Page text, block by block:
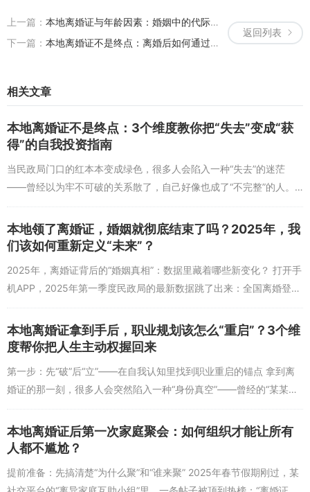
从“离婚冷静期”到教育赋能：如何用理性平衡婚姻与自我
面对教育水平与婚姻稳定性的新变化，我们需要跳出“学历决定论”的
这一政策直指高学历群体的“婚姻能力短板”。目前，北京、上海等试
点数据显示，接受过系统培训的夫妻，离婚风险降低了27%。 对个体
而言，教育水平带来的“认知优势”不应仅用于职业发展，更需转化为
经营婚姻的能力。2025年1月，某在线教育平台推出的“婚姻经营课”
报名人数突破50万，其中72%是本科及以上学历用户。课程内容涵盖
理’和‘做得到’完全是两回事。”这种“教育赋能”让高学历群体能更理性
地看待婚姻——既不盲目忍耐，也不轻易放弃，在自我需求与婚姻责
任间找到平衡。
问题1：教育水平高是否意味着婚姻更稳定？
异”。高学历群体因沟通能力、经济独立性等优势，在婚姻中更易解决
矛盾，离婚率整体较低；但近年来高学历女性因“个体化”思维和“完美
主义”预期，离婚率出现小幅上升。这说明教育水平只是影响因素之
一，婚姻稳定性还与个体经营能力、婚姻预期等密切相关。
答：主要原因有两点：一是“个体化”倾向增强，高学历女性更注重自
我价值实现，对婚姻的“情感需求”高于低学历女性，当婚姻无法满足
精神追求时，更容易选择离婚；二是“完美主义”预期提升，高学历女
性对婚姻质量的要求更高，现实与理想的差距使其更难“将就”，而社
返回列表
上一篇： 本地离婚证与年龄因素：婚姻中的代际差异正在重塑当代家庭结构
下一篇： 本地离婚证不是终点：离婚后如何通过社会支持获取关键资源？
相关文章
本地离婚证不是终点：3个维度教你把“失去”变成“获
得”的自我投资指南
当民政局门口的红本本变成绿色，很多人会陷入一种“失去”的迷茫
——曾经以为牢不可破的关系散了，自己好像也成了“不完整”的人。
但2025年第一季度《中国离婚群体心理白皮书》显示，73%的受访者
在离婚1...
本地领了离婚证，婚姻就彻底结束了吗？2025年，我
们该如何重新定义“未来”？
2025年，离婚证背后的“婚姻真相”：数据里藏着哪些新变化？ 打开手
机APP，2025年第一季度民政局的最新数据跳了出来：全国离婚登记
对数同比下降12.3%，但“结婚十年以上离婚”的比例却上升了8...
本地离婚证拿到手后，职业规划该怎么“重启”？3个维
度帮你把人生主动权握回来
第一步：先“破”后“立”——在自我认知里找到职业重启的锚点 拿到离
婚证的那一刻，很多人会突然陷入一种“身份真空”——曾经的“某某的
妻子”“孩子的妈妈”这些标签被剥离，而“我是谁”“我想成为什么样的...
本地离婚证后第一次家庭聚会：如何组织才能让所有
人都不尴尬？
提前准备：先搞清楚“为什么聚”和“谁来聚” 2025年春节假期刚过，某